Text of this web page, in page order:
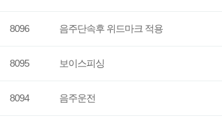
8096 음주단속후 위드마크 적용
8095 보이스피싱
8094 음주운전